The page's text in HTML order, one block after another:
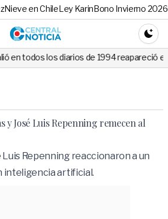
Nieve en ChileLey KarinBono Invierno 2026
Central
de 1994 reapareció e hizo llorar a todos
y José Luis Repenning remecen al
Luis Repenning reaccionaron a un
inteligencia artificial.